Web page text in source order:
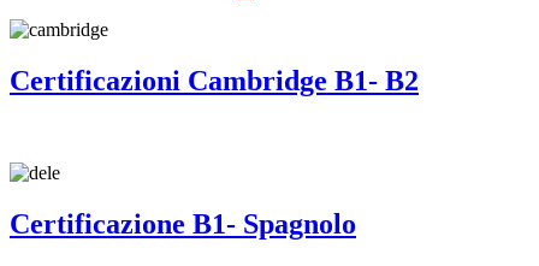
Certificazioni Cambridge B1- B2
Certificazione B1- Spagnolo